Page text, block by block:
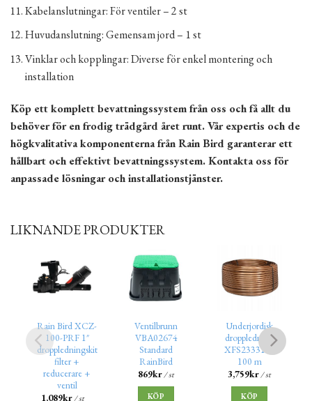
Kabelanslutningar: För ventiler – 2 st
Huvudanslutning: Gemensam jord – 1 st
Vinklar och kopplingar: Diverse för enkel montering och
installation
Köp ett komplett bevattningssystem från oss och få allt du
behöver för en frodig trädgård året runt. Vår expertis och de
högkvalitativa komponenterna från Rain Bird garanterar ett
hållbart och effektivt bevattningssystem. Kontakta oss för
anpassade lösningar och installationstjänster.
LIKNANDE PRODUKTER
Rain Bird XCZ-
100-PRF 1″
droppledningskit
filter +
reducerare +
ventil
1,089kr/ st
Ventilbrunn
VBA02674
Standard
RainBird
869kr / st
KÖP
Underjordisk
droppledning
XFS2333100
100 m
3,759kr / st
KÖP